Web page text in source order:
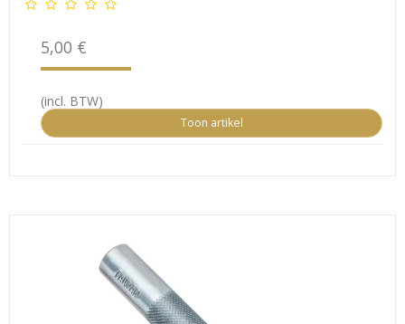
5,00 €
(incl. BTW)
Toon artikel